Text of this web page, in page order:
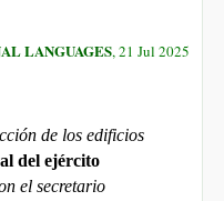
LANGUAGES, 21 Jul 2025
de los edificios
del ejército
el secretario